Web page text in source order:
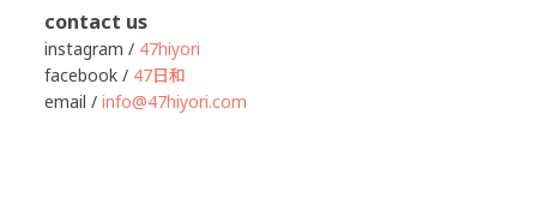
contact us
instagram / 47hiyori
facebook / 47日和
email / info@47hiyori.com